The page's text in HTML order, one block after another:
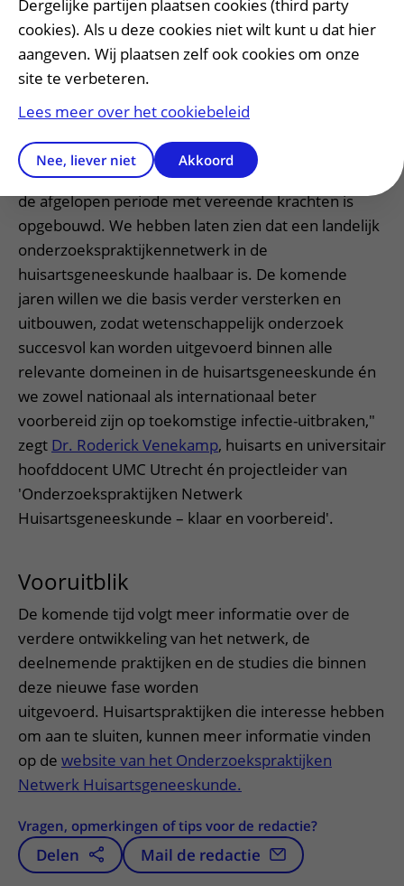
"Deze subsidie is een mooie erkenning van wat er
de afgelopen periode met vereende krachten is
opgebouwd. We hebben laten zien dat een landelijk
onderzoekspraktijkennetwerk in de
huisartsgeneeskunde haalbaar is. De komende
jaren willen we die basis verder versterken en
uitbouwen, zodat wetenschappelijk onderzoek
succesvol kan worden uitgevoerd binnen alle
relevante domeinen in de huisartsgeneeskunde én
we zowel nationaal als internationaal beter
voorbereid zijn op toekomstige infectie-uitbraken,"
zegt Dr. Roderick Venekamp, huisarts en universitair
hoofddocent UMC Utrecht én projectleider van
'Onderzoekspraktijken Netwerk
Huisartsgeneeskunde – klaar en voorbereid'.
Vooruitblik
De komende tijd volgt meer informatie over de
verdere ontwikkeling van het netwerk, de
deelnemende praktijken en de studies die binnen
deze nieuwe fase worden
uitgevoerd. Huisartspraktijken die interesse hebben
om aan te sluiten, kunnen meer informatie vinden
op de website van het Onderzoekspraktijken
Netwerk Huisartsgeneeskunde.
Vragen, opmerkingen of tips voor de redactie?
Delen Mail de redactie
Dergelijke partijen plaatsen cookies (third party
cookies). Als u deze cookies niet wilt kunt u dat hier
aangeven. Wij plaatsen zelf ook cookies om onze
site te verbeteren.
Lees meer over het cookiebeleid
Nee, liever niet Akkoord